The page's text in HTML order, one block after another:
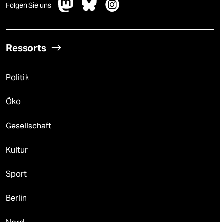
Folgen Sie uns
Ressorts
Politik
Öko
Gesellschaft
Kultur
Sport
Berlin